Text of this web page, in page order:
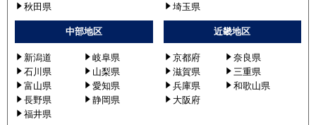
秋田県
埼玉県
中部地区
新潟道
岐阜県
石川県
山梨県
富山県
愛知県
長野県
静岡県
福井県
近畿地区
京都府
奈良県
滋賀県
三重県
兵庫県
和歌山県
大阪府